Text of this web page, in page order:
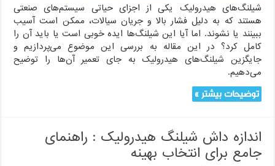
شیلنگ‌های هیدرولیک یکی از اجزای حیاتی سیستم‌های صنعتی
هستند که به دلیل فشار بالا و جریان سیالات، ممکن است آسیب
ببینند یا نشوند. اما آیا این شیلنگ‌ها ایده خوبی است یا باید آن را
کامل کرد؟ در این مقاله به بررسی این موضوع می‌پردازیم و
جایگزین شیلنگ‌های هیدرولیک به جای تعمیر آن‌ها را توضیح
می‌دهیم.
توضیحات بیشتر »
اندازه داش شیلنگ هیدرولیک : راهنمای
جامع برای انتخاب بهینه